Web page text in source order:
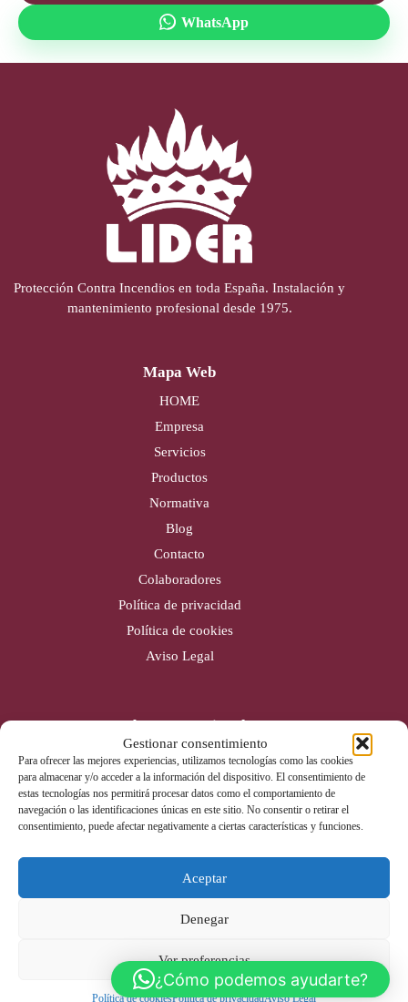
Gestionar consentimiento
Para ofrecer las mejores experiencias, utilizamos tecnologías como las cookies
para almacenar y/o acceder a la información del dispositivo. El consentimiento de
estas tecnologías nos permitirá procesar datos como el comportamiento de
navegación o las identificaciones únicas en este sitio. No consentir o retirar el
consentimiento, puede afectar negativamente a ciertas características y funciones.
Aceptar
Denegar
Ver preferencias
Política de cookiesPolítica de privacidadAviso Legal
WhatsApp
Protección Contra Incendios en toda España. Instalación y
mantenimiento profesional desde 1975.
Mapa Web
HOME
Empresa
Servicios
Productos
Normativa
Blog
Contacto
Colaboradores
Política de privacidad
Política de cookies
Aviso Legal
Cobertura nacional
Alicante (Sede)
Valencia
Gijón
Badajoz
Contacto
Tel: 965 670 142
Whatsapp
¿Cómo podemos ayudarte?